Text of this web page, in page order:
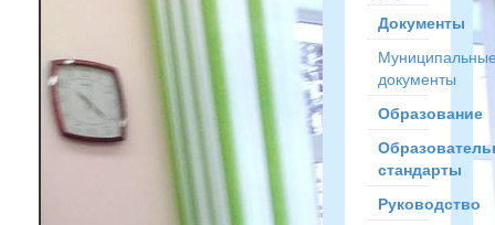
Документы
документы
Образование
стандарты
Руководство